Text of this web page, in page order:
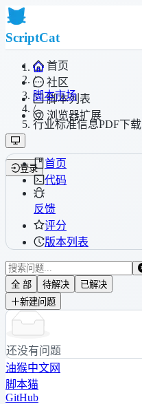
ScriptCat
首页
社区
脚本列表
浏览器扩展
登录
/
脚本市场
/
行业标准信息PDF下载
首页
代码
反馈
评分
版本列表
全 部 待解决
已解决
新建问题
还没有问题
油猴中文网
脚本猫
GitHub